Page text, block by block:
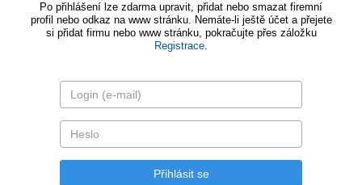
Po přihlášení lze zdarma upravit, přidat nebo smazat firemní
profil nebo odkaz na www stránku. Nemáte-li ještě účet a přejete
si přidat firmu nebo www stránku, pokračujte přes záložku
Registrace.